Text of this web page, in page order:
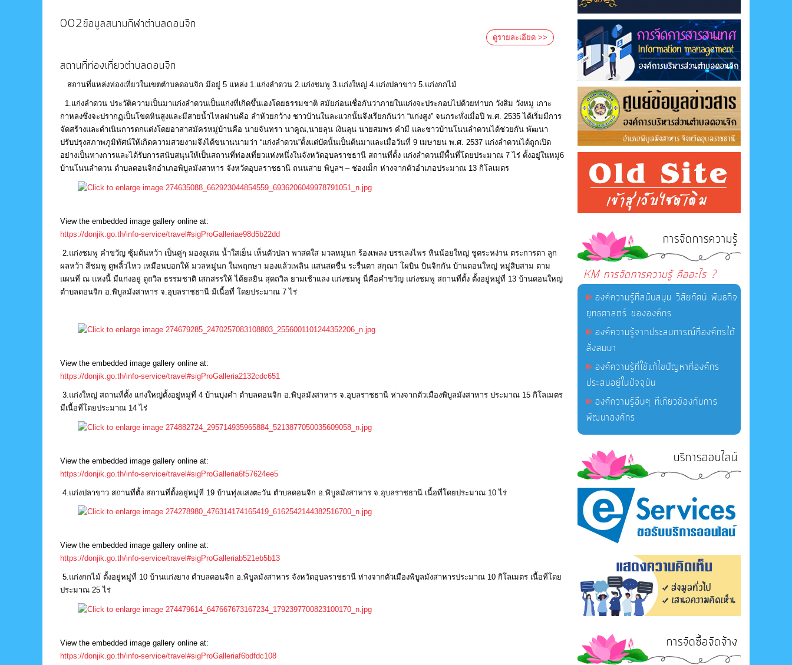
002ข้อมูลสนามกีฬาตำบลดอนจิก
ดูรายละเอียด >>
สถานที่ท่องเที่ยวตำบลดอนจิก
สถานที่แหล่งท่องเที่ยวในเขตตำบลดอนจิก มีอยู่ 5 แหล่ง 1.แก่งลำดวน 2.แก่งชมพู 3.แก่งใหญ่ 4.แก่งปลาขาว 5.แก่งกกไม้
1.แก่งลำดวน ประวัติความเป็นมาแก่งลำดวนเป็นแก่งที่เกิดขึ้นเองโดยธรรมชาติ สมัยก่อนเชื่อกันว่าภายในแก่งจะประกอบไปด้วยท่าบก วังสิม วังหมู เกาะ
กาหลงซึ่งจะปรากฏเป็นโขดหินสูงและมีสายน้ำไหลผ่านคือ ลำห้วยกว้าง ชาวบ้านในละแวกนั้นจึงเรียกกันว่า “แก่งสูง” จนกระทั่งเมื่อปี พ.ศ. 2535 ได้เริ่มมีการ
จัดสร้างและดำเนินการตกแต่งโดยอาสาสมัครหมู่บ้านคือ นายจันทรา นาคูณ,นายลุน เงินลุน นายสมพร คำมี และชาวบ้านโนนลำดวนได้ช่วยกัน พัฒนา
ปรับปรุงสภาพภูมิทัศน์ให้เกิดความสวยงามจึงได้ขนานนามว่า “แก่งลำดวน”ตั้งแต่บัดนั้นเป็นต้นมาและเมื่อวันที่ 9 เมษายน พ.ศ. 2537 แก่งลำดวนได้ถูกเปิด
อย่างเป็นทางการและได้รับการสนับสนุนให้เป็นสถานที่ท่องเที่ยวแห่งหนึ่งในจังหวัดอุบลราชธานี สถานที่ตั้ง แก่งลำดวนมีพื้นที่โดยประมาณ 7 ไร่ ตั้งอยู่ในหมู่6
บ้านโนนลำดวน ตำบลดอนจิกอำเภอพิบูลมังสาหาร จังหวัดอุบลราชธานี ถนนสาย พิบูลฯ – ช่องเม็ก ห่างจากตัวอำเภอประมาณ 13 กิโลเมตร
View the embedded image gallery online at:
https://donjik.go.th/info-service/travel#sigProGalleriae98d5b22dd
2.แก่งชมพู คำขวัญ ซุ้มต้นหว้า เป็นคู่ๆ มองดูเด่น น้ำใสเย็น เห็นตัวปลา พาสดใส มวลหมู่นก ร้องเพลง บรรเลงไพร หินน้อยใหญ่ ชูตระหง่าน ตระการตา ลูก
ผลหว้า สีชมพู ดูพลิ้วไหว เหมือนบอกให้ มวลหมู่นก ในพฤกษา มองแล้วเพลิน แสนสดชื่น ระรื่นตา สกุณา โผบิน บินจิกกัน บ้านดอนใหญ่ หมู่สิบสาม ตาม
แผนที่ ณ แห่งนี้ มีแก่งอยู่ ดูถวิล ธรรมชาติ เสกสรรให้ ได้ยลยิน สุดถวิล ยามเช้าแลง แก่งชมพู นี่คือคำขวัญ แก่งชมพู สถานที่ตั้ง ตั้งอยู่หมู่ที่ 13 บ้านดอนใหญ่
ตำบลดอนจิก อ.พิบูลมังสาหาร จ.อุบลราชธานี มีเนื้อที่ โดยประมาณ 7 ไร่
View the embedded image gallery online at:
https://donjik.go.th/info-service/travel#sigProGalleria2132cdc651
3.แก่งใหญ่ สถานที่ตั้ง แก่งใหญ่ตั้งอยู่หมู่ที่ 4 บ้านบุ่งคำ ตำบลดอนจิก อ.พิบุลมังสาหาร จ.อุบลราชธานี ห่างจากตัวเมืองพิบูลมังสาหาร ประมาณ 15 กิโลเมตร
มีเนื้อที่โดยประมาณ 14 ไร่
View the embedded image gallery online at:
https://donjik.go.th/info-service/travel#sigProGalleria6f57624ee5
4.แก่งปลาขาว สถานที่ตั้ง สถานที่ตั้งอยู่หมู่ที่ 19 บ้านทุ่งแสงตะวัน ตำบลดอนจิก อ.พิบูลมังสาหาร จ.อุบลราชธานี เนื้อที่โดยประมาณ 10 ไร่
View the embedded image gallery online at:
https://donjik.go.th/info-service/travel#sigProGalleriab521eb5b13
5.แก่งกกไม้ ตั้งอยู่หมู่ที่ 10 บ้านแก่งยาง ตำบลดอนจิก อ.พิบูลมังสาหาร จังหวัดอุบลราชธานี ห่างจากตัวเมืองพิบูลมังสาหารประมาณ 10 กิโลเมตร เนื้อที่โดย
ประมาณ 25 ไร่
View the embedded image gallery online at:
https://donjik.go.th/info-service/travel#sigProGalleriaf6bdfdc108
การจัดการความรู้
KM การจัดการความรู้ คืออะไร ?
องค์ความรู้ที่สนับสนุน วิสัยทัศน์ พันธกิจ
ยุทธศาสตร์ ขององค์กร
องค์ความรู้จากประสบการณ์ที่องค์กรได้
สั่งสมมา
องค์ความรู้ที่ใช้แก้ไขปัญหาที่องค์กร
ประสบอยู่ในปัจจุบัน
องค์ความรู้อื่นๆ ที่เกี่ยวข้องกับการ
พัฒนาองค์กร
บริการออนไลน์
การจัดซื้อจัดจ้าง